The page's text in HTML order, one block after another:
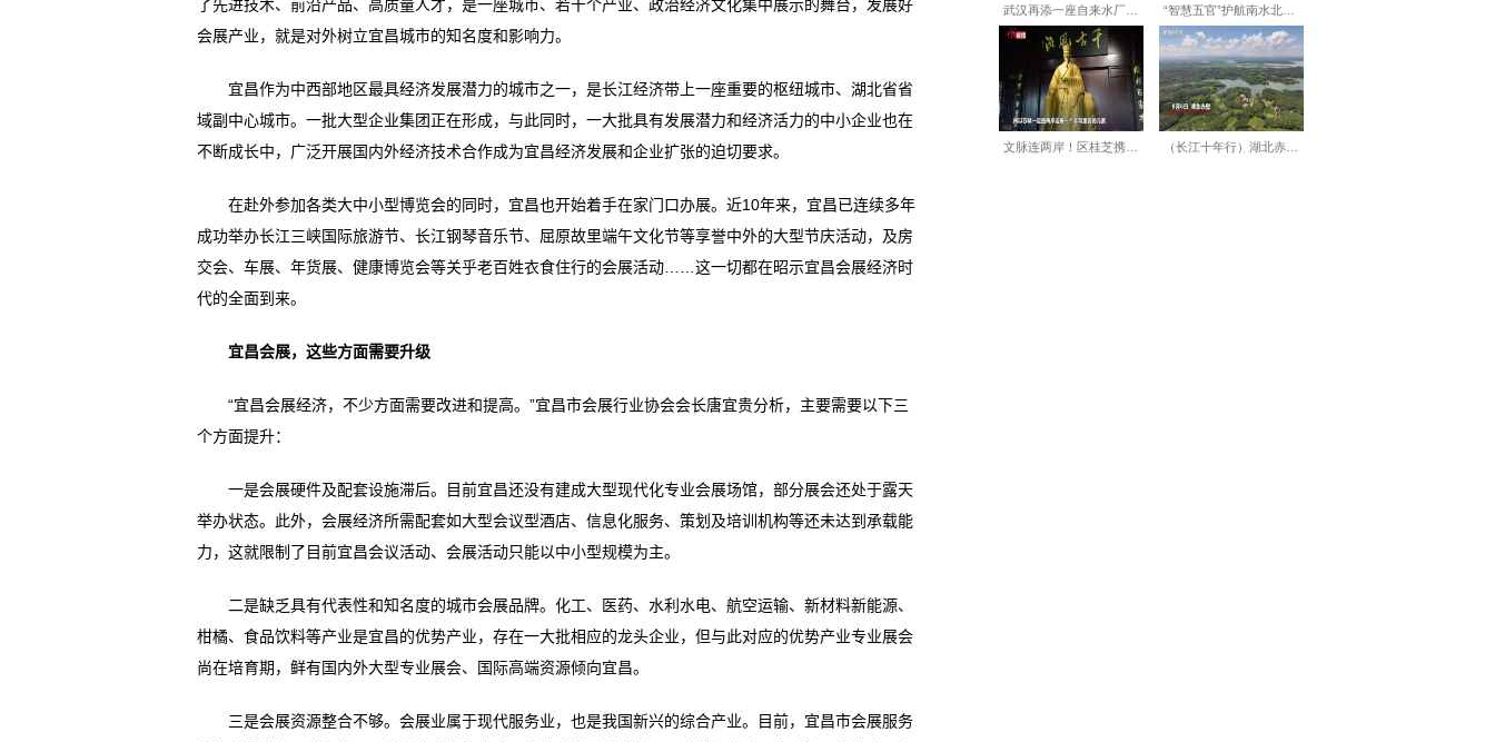
了先进技术、前沿产品、高质量人才，是一座城市、若干个产业、政治经济文化集中展示的舞台，发展好
会展产业，就是对外树立宜昌城市的知名度和影响力。
宜昌作为中西部地区最具经济发展潜力的城市之一，是长江经济带上一座重要的枢纽城市、湖北省省
域副中心城市。一批大型企业集团正在形成，与此同时，一大批具有发展潜力和经济活力的中小企业也在
不断成长中，广泛开展国内外经济技术合作成为宜昌经济发展和企业扩张的迫切要求。
在赴外参加各类大中小型博览会的同时，宜昌也开始着手在家门口办展。近10年来，宜昌已连续多年
成功举办长江三峡国际旅游节、长江钢琴音乐节、屈原故里端午文化节等享誉中外的大型节庆活动，及房
交会、车展、年货展、健康博览会等关乎老百姓衣食住行的会展活动……这一切都在昭示宜昌会展经济时
代的全面到来。
宜昌会展，这些方面需要升级
“宜昌会展经济，不少方面需要改进和提高。”宜昌市会展行业协会会长唐宜贵分析，主要需要以下三
个方面提升：
一是会展硬件及配套设施滞后。目前宜昌还没有建成大型现代化专业会展场馆，部分展会还处于露天
举办状态。此外，会展经济所需配套如大型会议型酒店、信息化服务、策划及培训机构等还未达到承载能
力，这就限制了目前宜昌会议活动、会展活动只能以中小型规模为主。
二是缺乏具有代表性和知名度的城市会展品牌。化工、医药、水利水电、航空运输、新材料新能源、
柑橘、食品饮料等产业是宜昌的优势产业，存在一大批相应的龙头企业，但与此对应的优势产业专业展会
尚在培育期，鲜有国内外大型专业展会、国际高端资源倾向宜昌。
三是会展资源整合不够。会展业属于现代服务业，也是我国新兴的综合产业。目前，宜昌市会展服务